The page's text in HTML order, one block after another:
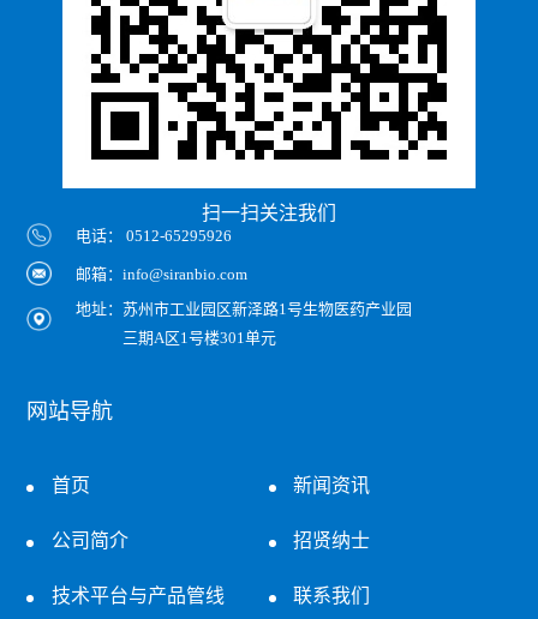
扫一扫关注我们
电话： 0512-65295926
邮箱：info@siranbio.com
地址： 苏州市工业园区新泽路1号生物医药产业园
三期A区1号楼301单元
网站导航
首页 新闻资讯
公司简介 招贤纳士
技术平台与产品管线 联系我们